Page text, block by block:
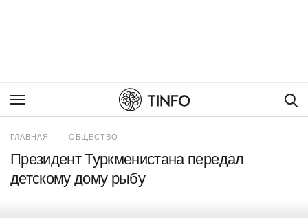
ГЛАВНАЯ ОБЩЕСТВО
Президент Туркменистана передал
детскому дому рыбу